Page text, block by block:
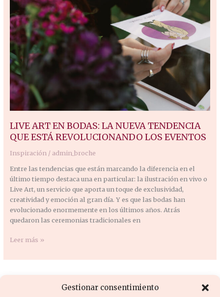
Gestionar consentimiento
LIVE ART EN BODAS: LA NUEVA TENDENCIA
QUE ESTÁ REVOLUCIONANDO LOS EVENTOS
Inspiración/ admin_broche
Entre las tendencias que están marcando la diferencia en el
último tiempo destaca una en particular: la ilustración en vivo o
Live Art, un servicio que aporta un toque de exclusividad,
creatividad y emoción al gran día. Y es que las bodas han
evolucionado enormemente en los últimos años. Atrás
quedaron las ceremonias tradicionales en
Leer más »